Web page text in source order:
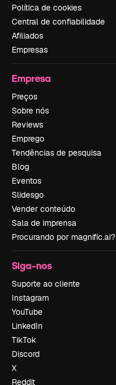
Política de cookies
Central de confiabilidade
Afiliados
Empresas
Empresa
Preços
Sobre nós
Reviews
Emprego
Tendências de pesquisa
Blog
Eventos
Slidesgo
Vender conteúdo
Sala de imprensa
Procurando por magnific.ai?
Siga-nos
Suporte ao cliente
Instagram
YouTube
LinkedIn
TikTok
Discord
X
Reddit